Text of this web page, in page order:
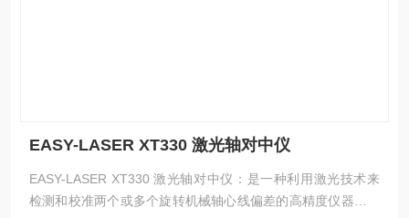
EASY-LASER XT330 激光轴对中仪
EASY-LASER XT330 激光轴对中仪：是一种利用激光技术来
检测和校准两个或多个旋转机械轴心线偏差的高精度仪器。它